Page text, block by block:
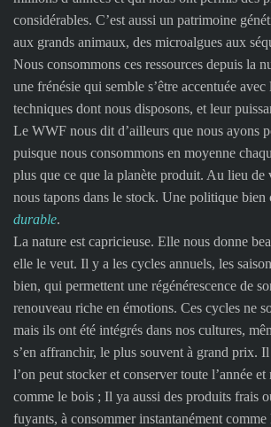
considérables. C’est aussi un patrimoine
aux grands animaux, des microalgues aux
Nous consommons ces ressources depuis la
une frénésie qui semble s’être accentuée avec
techniques dont nous disposons, et leur
Le WWF nous dit d’ailleurs que nous ayons
puisque nous consommons en moyenne
plus que ce que la planète produit. Au lieu
nous tapons dans le stock. Une politique bien
durable.
La nature est capricieuse. Elle nous donne
elle le veut. Il y a les cycles annuels, les
bien, qui permettent une régénérescence de
renouveau riche en émotions. Ces cycles ne
mais ils ont été intégrés dans nos cultures,
s’en affranchir, le plus souvent à grand prix.
l’on peut stocker et conserver toute l’année et
comme le bois ; Il ya aussi des produits frais
fuyants, à consommer instantanément